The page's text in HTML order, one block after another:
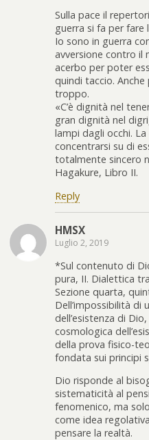
Sulla pace il
guerra si fa per fare
Io sono in guerra
avversione contro il
acerbo per poter
quindi taccio.
troppo.
«C’è dignità nel
gran dignità nel
lampi dagli occhi.
concentrarsi su di
totalmente sincero
Hagakure, Libro II.
Reply
HMSX
Luglio 2, 2019
*Sul contenuto di
pura, II. Dialettica
Sezione quarta,
Dell’impossibilità di
dell’esistenza di
cosmologica
della prova fisico-
fondata sui principi
Dio risponde al
sistematicità al
fenomenico, ma
come idea
pensare la realtà.